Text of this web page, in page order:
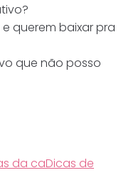
querem baixar pra
que não posso
da caDicas de